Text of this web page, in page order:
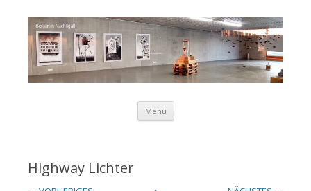
Benjamin
Menü Zum Inhalt springen
Highway Lichter